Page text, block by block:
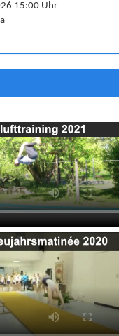
15:00 Uhr